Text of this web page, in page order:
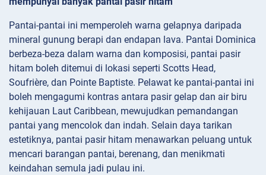
Pantai-pantai ini memperoleh warna gelapnya daripada
mineral gunung berapi dan endapan lava. Pantai Dominica
berbeza-beza dalam warna dan komposisi, pantai pasir
hitam boleh ditemui di lokasi seperti Scotts Head,
Soufrière, dan Pointe Baptiste. Pelawat ke pantai-pantai ini
boleh mengagumi kontras antara pasir gelap dan air biru
kehijauan Laut Caribbean, mewujudkan pemandangan
pantai yang mencolok dan indah. Selain daya tarikan
estetiknya, pantai pasir hitam menawarkan peluang untuk
mencari barangan pantai, berenang, dan menikmati
keindahan semula jadi pulau ini.